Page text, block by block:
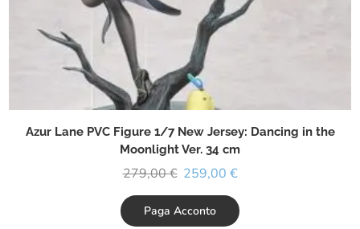
Azur Lane PVC Figure 1/7 New Jersey: Dancing in the
Moonlight Ver. 34 cm
279,00€ 259,00 €
Paga Acconto